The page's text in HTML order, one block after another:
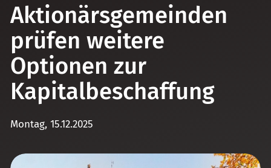
Aktionärsgemeinden
prüfen weitere
Optionen zur
Kapitalbeschaffung
Montag, 15.12.2025